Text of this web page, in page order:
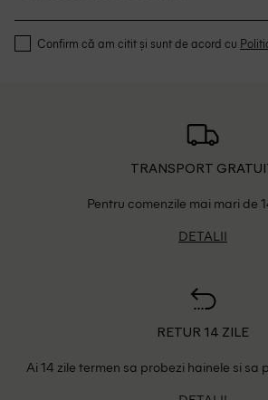
Confirm că am citit și sunt de acord cu
TRANSPORT
Pentru comenzile mai mari de
DETALII
RETUR 14 ZILE
Ai 14 zile termen sa probezi hainele si sa